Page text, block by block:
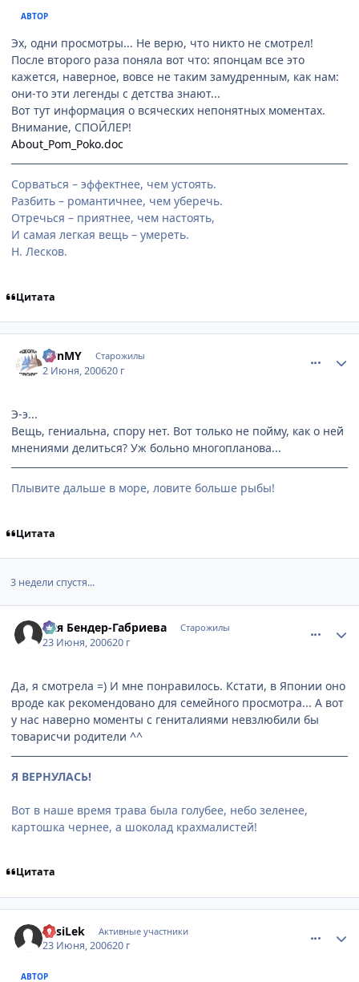
АВТОР
Эх, одни просмотры... Не верю, что никто не смотрел!
После второго раза поняла вот что: японцам все это
кажется, наверное, вовсе не таким замудренным, как нам:
они-то эти легенды с детства знают...
Вот тут информация о всяческих непонятных моментах.
Внимание, СПОЙЛЕР!
About_Pom_Poko.doc
Сорваться – эффектнее, чем устоять.
Разбить – романтичнее, чем уберечь.
Отречься – приятнее, чем настоять,
И самая легкая вещь – умереть.
Н. Лесков.
Цитата
BBnMY Старожилы
2 Июня, 200620 г
Э-э...
Вещь, гениальна, спору нет. Вот только не пойму, как о ней
мнениями делиться? Уж больно многопланова...
Плывите дальше в море, ловите больше рыбы!
Цитата
3 недели спустя...
Ося Бендер-Габриева Старожилы
23 Июня, 200620 г
Да, я смотрела =) И мне понравилось. Кстати, в Японии оно
вроде как рекомендовано для семейного просмотра... А вот
у нас наверно моменты с гениталиями невзлюбили бы
товарисчи родители ^^
Я ВЕРНУЛАСЬ!
Вот в наше время трава была голубее, небо зеленее,
картошка чернее, а шоколад крахмалистей!
Цитата
VasiLek Активные участники
23 Июня, 200620 г
АВТОР